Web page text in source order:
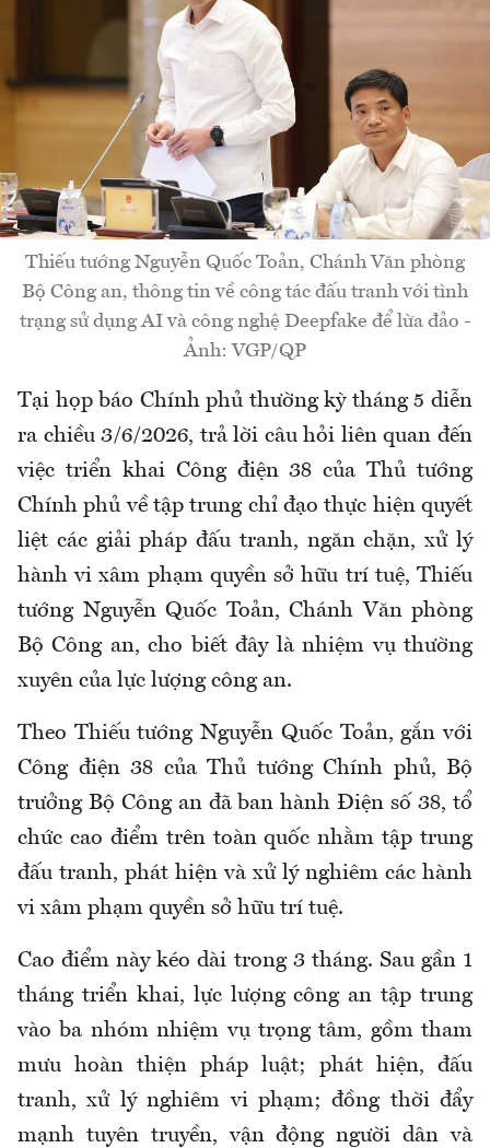
Thiếu tướng Nguyễn Quốc Toản, Chánh Văn phòng
Bộ Công an, thông tin về công tác đấu tranh với tình
trạng sử dụng AI và công nghệ Deepfake để lừa đảo -
Ảnh: VGP/QP
Tại họp báo Chính phủ thường kỳ tháng 5 diễn
ra chiều 3/6/2026, trả lời câu hỏi liên quan đến
việc triển khai Công điện 38 của Thủ tướng
Chính phủ về tập trung chỉ đạo thực hiện quyết
liệt các giải pháp đấu tranh, ngăn chặn, xử lý
hành vi xâm phạm quyền sở hữu trí tuệ, Thiếu
tướng Nguyễn Quốc Toản, Chánh Văn phòng
Bộ Công an, cho biết đây là nhiệm vụ thường
xuyên của lực lượng công an.
Theo Thiếu tướng Nguyễn Quốc Toản, gắn với
Công điện 38 của Thủ tướng Chính phủ, Bộ
trưởng Bộ Công an đã ban hành Điện số 38, tổ
chức cao điểm trên toàn quốc nhằm tập trung
đấu tranh, phát hiện và xử lý nghiêm các hành
vi xâm phạm quyền sở hữu trí tuệ.
Cao điểm này kéo dài trong 3 tháng. Sau gần 1
tháng triển khai, lực lượng công an tập trung
vào ba nhóm nhiệm vụ trọng tâm, gồm tham
mưu hoàn thiện pháp luật; phát hiện, đấu
tranh, xử lý nghiêm vi phạm; đồng thời đẩy
mạnh tuyên truyền, vận động người dân và